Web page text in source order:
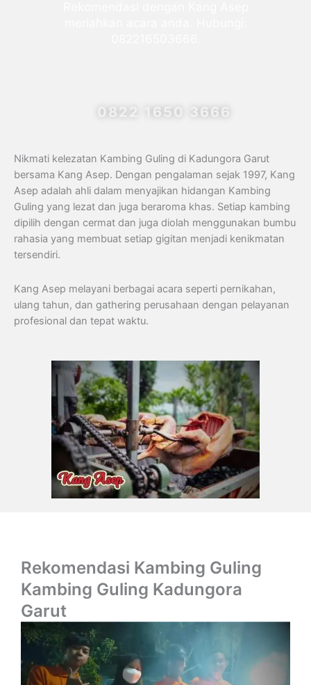
0822 1650 3666
Nikmati kelezatan Kambing Guling di Kadungora Garut
bersama Kang Asep. Dengan pengalaman sejak 1997, Kang
Asep adalah ahli dalam menyajikan hidangan Kambing
Guling yang lezat dan juga beraroma khas. Setiap kambing
dipilih dengan cermat dan juga diolah menggunakan bumbu
rahasia yang membuat setiap gigitan menjadi kenikmatan
tersendiri.
Kang Asep melayani berbagai acara seperti pernikahan,
ulang tahun, dan gathering perusahaan dengan pelayanan
profesional dan tepat waktu.
Rekomendasi Kambing Guling
Kambing Guling Kadungora
Garut